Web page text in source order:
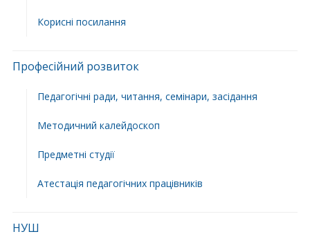
Корисні посилання
Професійний розвиток
Педагогічні ради, читання, семінари, засідання
Методичний калейдоскоп
Предметні студії
Атестація педагогічних працівників
НУШ